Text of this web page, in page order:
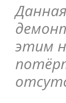
этим